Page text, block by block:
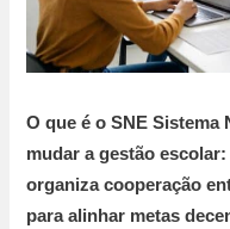
O que é o SNE Sistema
mudar a gestão
organiza cooperação
para alinhar metas